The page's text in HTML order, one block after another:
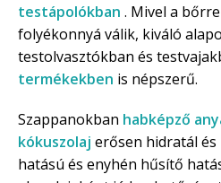
testápolókban . Mivel a
folyékonnyá válik, kiváló
testolvasztókban és
termékekben is népszerű.
Szappanokban habképző
kókuszolaj erősen hidratál
hatású és enyhén hűsítő